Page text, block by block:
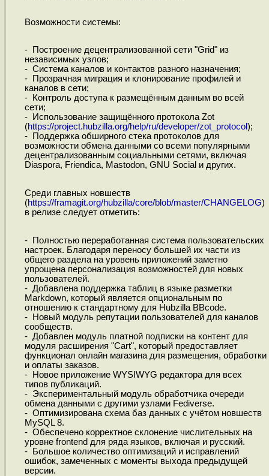
Возможности системы:
- Построение децентрализованной сети "Grid" из
независимых узлов;
- Система каналов и контактов разного назначения;
- Прозрачная миграция и клонирование профилей и
каналов в сети;
- Контроль доступа к размещённым данным во всей
сети;
- Использование защищённого протокола Zot
(https://project.hubzilla.org/help/ru/developer/zot_protocol);
- Поддержка обширного стека протоколов для
возможности обмена данными со всеми популярными
децентрализованным социальными сетями, включая
Diaspora, Friendica, Mastodon, GNU Social и других.
Среди главных новшеств
(https://framagit.org/hubzilla/core/blob/master/CHANGELOG)
в релизе следует отметить:
- Полностью переработанная система пользовательских
настроек. Благодаря переносу большей их части из
общего раздела на уровень приложений заметно
упрощена персонализация возможностей для новых
пользователей.
- Добавлена поддержка таблиц в языке разметки
Markdown, который является опциональным по
отношению к стандартному для Hubzilla BBcode.
- Новый модуль репутации пользователей для каналов
сообществ.
- Добавлен модуль платной подписки на контент для
модуля расширения "Cart", который предоставляет
функционал онлайн магазина для размещения, обработки
и оплаты заказов.
- Новое приложение WYSIWYG редактора для всех
типов публикаций.
- Экспериментальный модуль обработчика очереди
обмена данными с другими узлами Fediverse.
- Оптимизирована схема баз данных с учётом новшеств
MySQL 8.
- Обеспечено корректное склонение числительных на
уровне frontend для ряда языков, включая и русский.
- Большое количество оптимизаций и исправлений
ошибок, замеченных с моменты выхода предыдущей
версии.